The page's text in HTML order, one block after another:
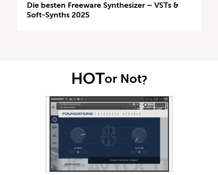
Die besten Freeware Synthesizer – VSTs &
Soft-Synths 2025
HOTor Not?